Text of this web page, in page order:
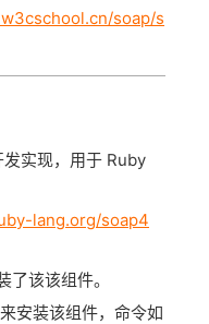
soap/s
实现，用于 Ruby
lang.org/soap4
该该组件。
安装该组件，命令如